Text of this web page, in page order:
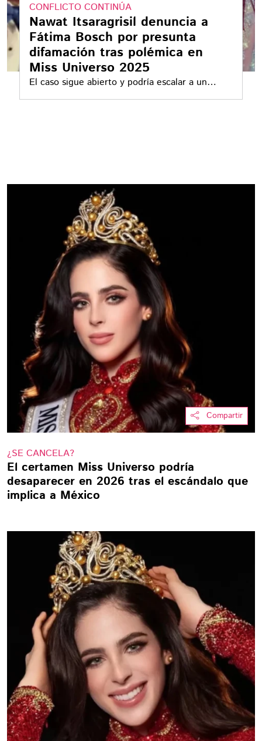
CONFLICTO CONTINÚA
Nawat Itsaragrisil denuncia a
Fátima Bosch por presunta
difamación tras polémica en
Miss Universo 2025
El caso sigue abierto y podría escalar a un
proceso judicial internacional
Compartir
¿SE CANCELA?
El certamen Miss Universo podría
desaparecer en 2026 tras el escándalo que
implica a México